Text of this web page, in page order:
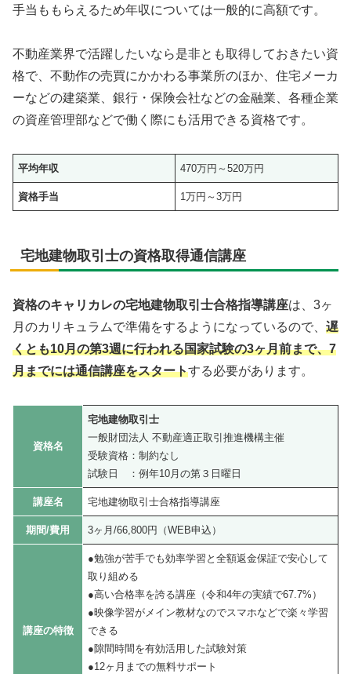
手当ももらえるため年収については一般的に高額です。
不動産業界で活躍したいなら是非とも取得しておきたい資
格で、不動作の売買にかかわる事業所のほか、住宅メーカ
ーなどの建築業、銀行・保険会社などの金融業、各種企業
の資産管理部などで働く際にも活用できる資格です。
平均年収 470万円～520万円
資格手当 1万円～3万円
宅地建物取引士の資格取得通信講座
資格のキャリカレの宅地建物取引士合格指導講座は、3ヶ
月のカリキュラムで準備をするようになっているので、 遅
くとも10月の第3週に行われる国家試験の3ヶ月前まで、7
月までには通信講座をスタートする必要があります。
資格名
宅地建物取引士
一般財団法人 不動産適正取引推進機構主催
受験資格：制約なし
試験日 ：例年10月の第３日曜日
講座名 宅地建物取引士合格指導講座
期間/費用 3ヶ月/66,800円（WEB申込）
講座の特徴
●勉強が苦手でも効率学習と全額返金保証で安心して
取り組める
●高い合格率を誇る講座（令和4年の実績で67.7%）
●映像学習がメイン教材なのでスマホなどで楽々学習
できる
●隙間時間を有効活用した試験対策
●12ヶ月までの無料サポート